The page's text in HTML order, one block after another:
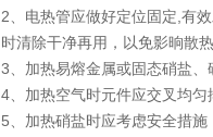
2、电热管应做好定位固定,有
时清除干净再用，以免影晌散
3、加热易熔金属或固态硝盐、
4、加热空气时元件应交叉均匀
5、加热硝盐时应考虑安全措施